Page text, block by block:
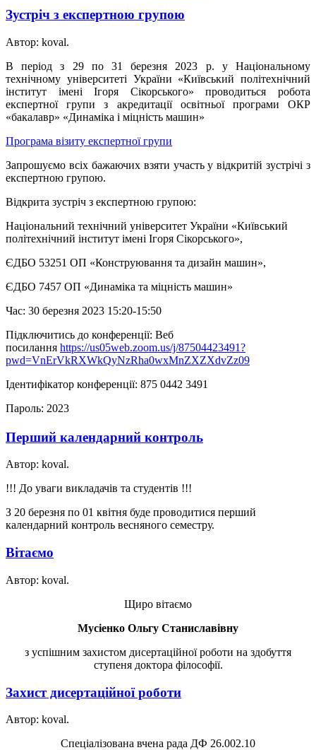
Зустріч з експертною групою
Автор: koval.
В період з 29 по 31 березня 2023 р. у Національному
технічному університеті України «Київський політехнічний
інститут імені Ігоря Сікорського» проводиться робота
експертної групи з акредитації освітньої програми ОКР
«бакалавр» «Динаміка і міцність машин»
Програма візиту експертної групи
Запрошуємо всіх бажаючих взяти участь у відкритій зустрічі з
експертною групою.
Відкрита зустріч з експертною групою:
Національний технічний університет України «Київський
політехнічний інститут імені Ігоря Сікорського»,
ЄДБО 53251 ОП «Конструювання та дизайн машин»,
ЄДБО 7457 ОП «Динаміка та міцність машин»
Час: 30 березня 2023 15:20-15:50
Підключитись до конференції: Веб
посилання https://us05web.zoom.us/j/87504423491?
pwd=VnErVkRXWkQyNzRha0wxMnZXZXdvZz09
Ідентифікатор конференції: 875 0442 3491
Пароль: 2023
Перший календарний контроль
Автор: koval.
!!! До уваги викладачів та студентів !!!
З 20 березня по 01 квітня буде проводитися перший
календарний контроль весняного семестру.
Вітаємо
Автор: koval.
Щиро вітаємо
Мусіенко Ольгу Станиславівну
з успішним захистом дисертаційної роботи на здобуття
ступеня доктора філософії.
Захист дисертаційної роботи
Автор: koval.
Спеціалізована вчена рада ДФ 26.002.10